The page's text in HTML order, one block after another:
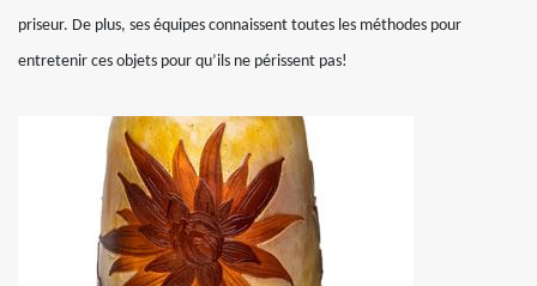
priseur. De plus, ses équipes connaissent toutes les méthodes pour
entretenir ces objets pour qu’ils ne périssent pas!